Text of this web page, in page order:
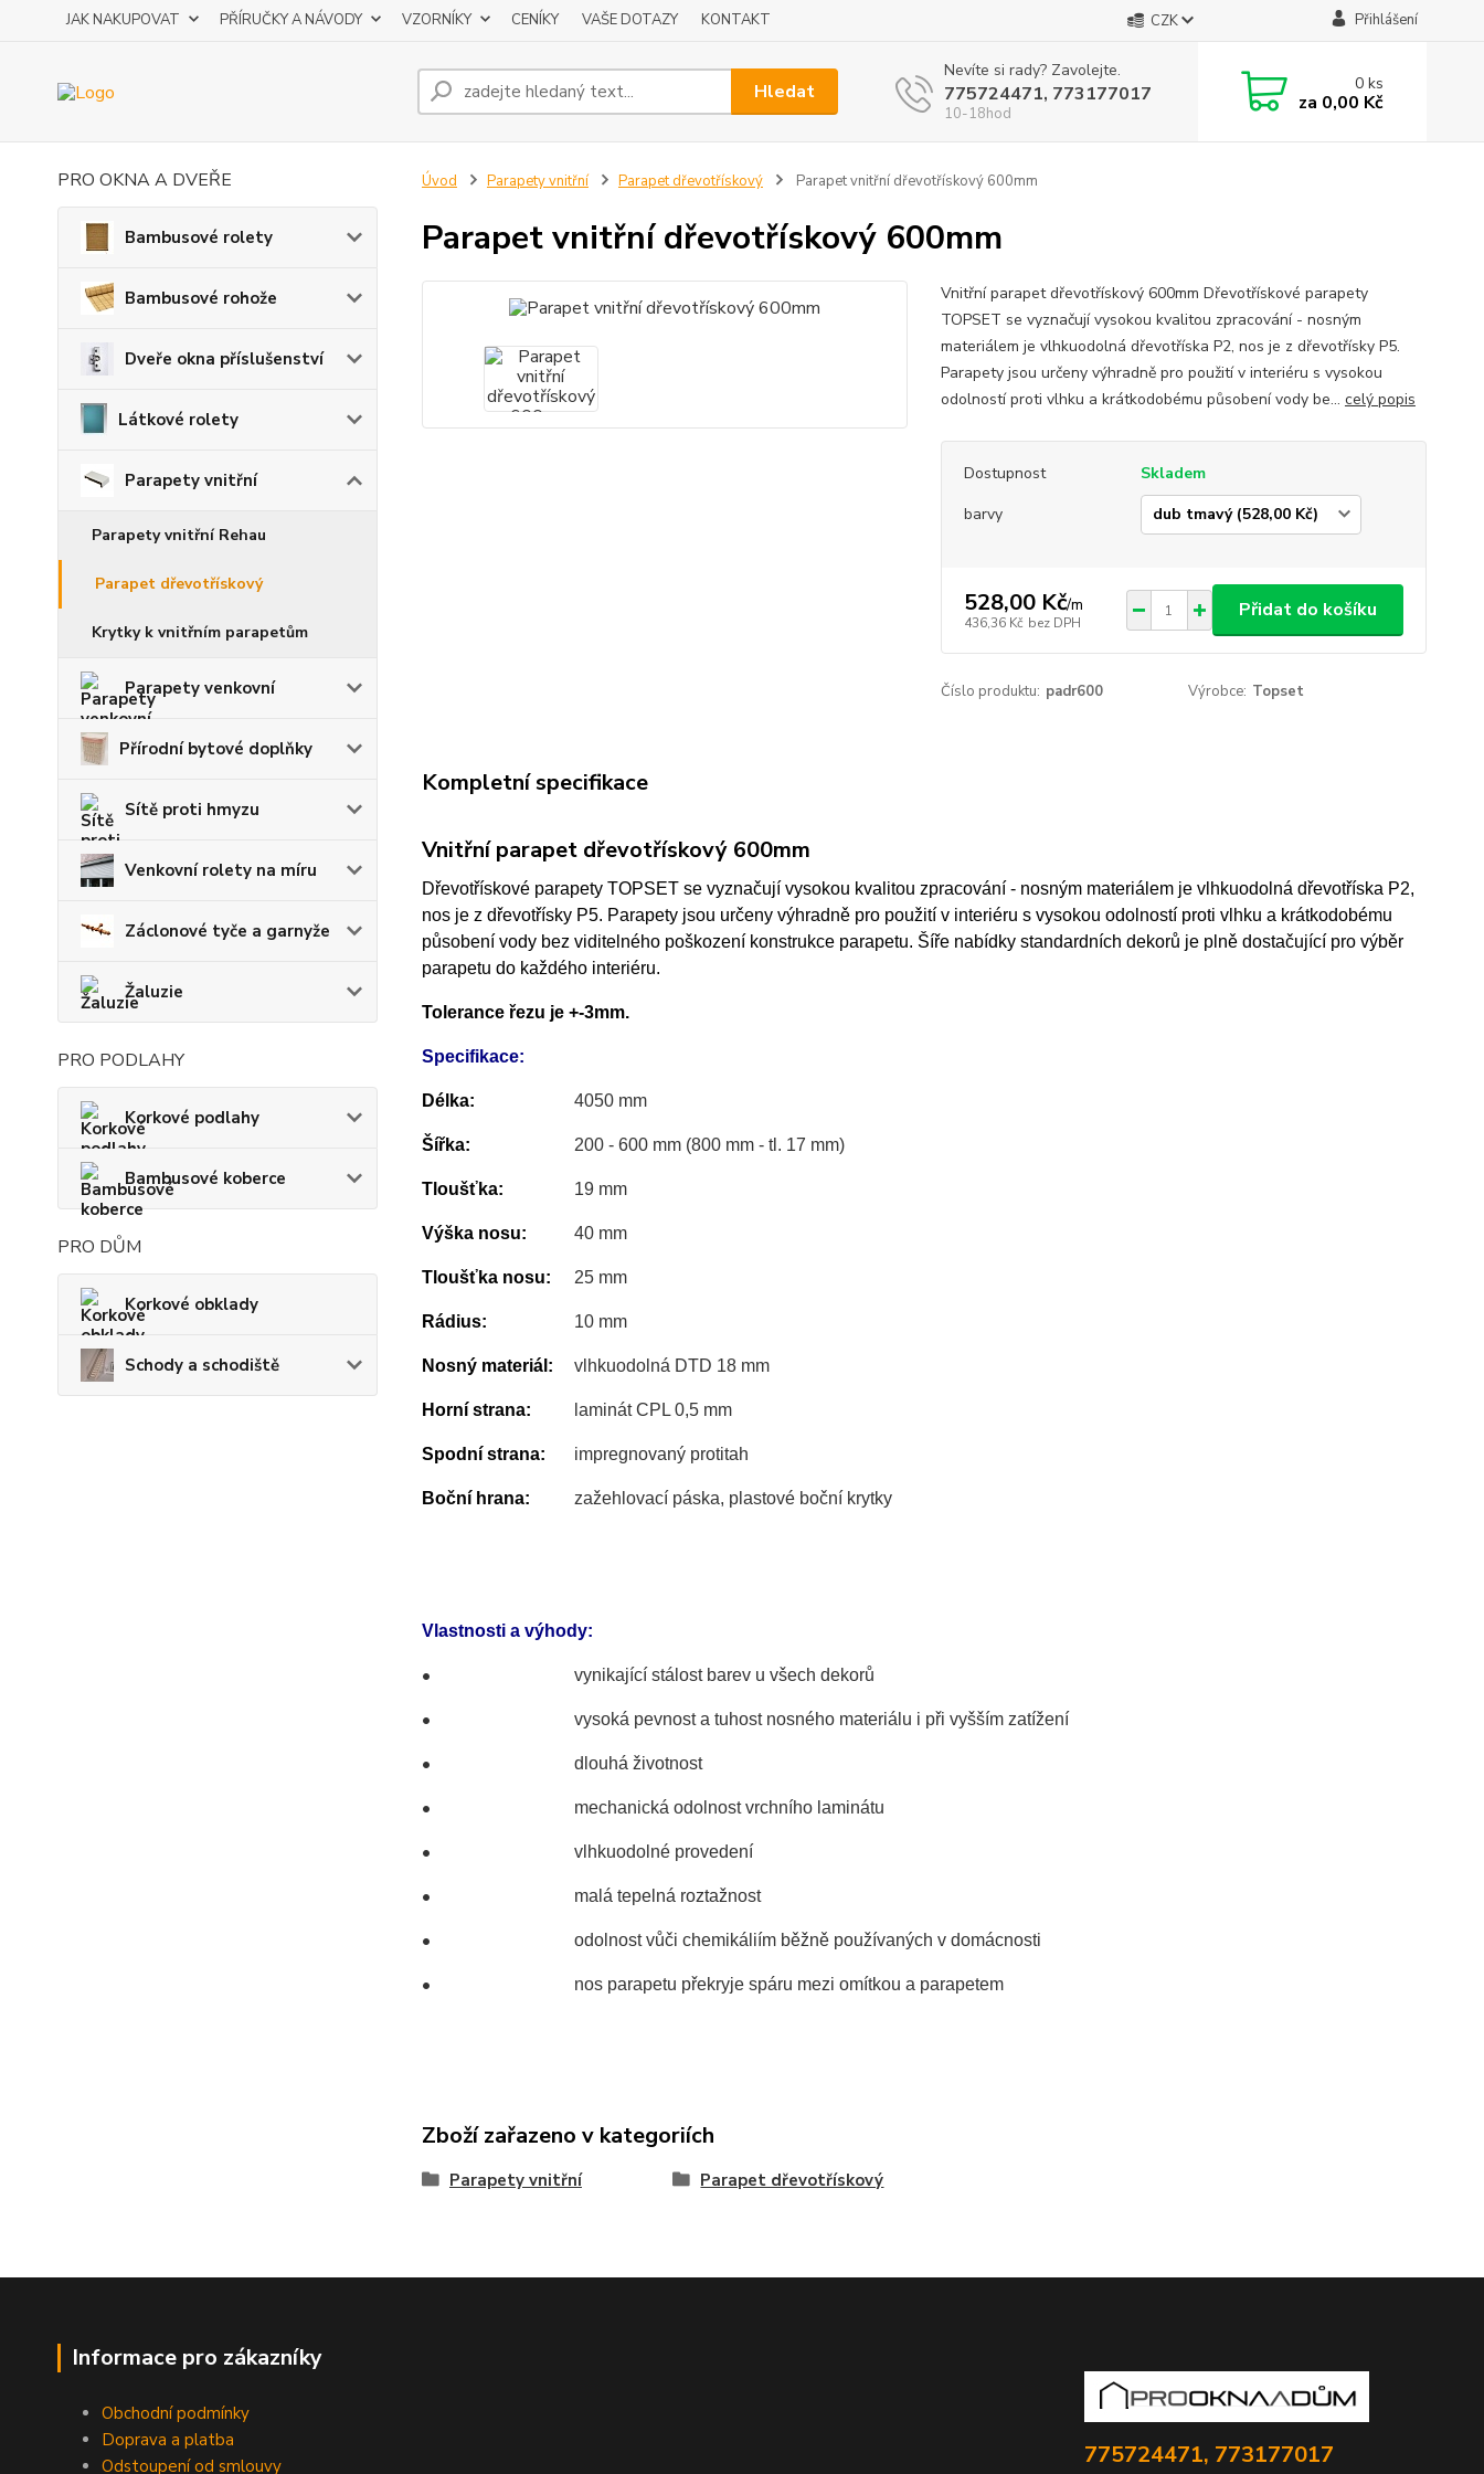
JAK NAKUPOVAT PŘÍRUČKY A NÁVODY VZORNÍKY CENÍKY VAŠE DOTAZY KONTAKT CZK Přihlášení
Hledat
Nevíte si rady? Zavolejte.
775724471, 773177017
10-18hod
0ks
za 0,00 Kč
PRO OKNA A DVEŘE
Bambusové rolety
Bambusové rohože
Dveře okna příslušenství
Látkové rolety
Parapety vnitřní
Parapety vnitřní Rehau
Parapet dřevotřískový
Krytky k vnitřním parapetům
Parapety venkovní
Přírodní bytové doplňky
Sítě proti hmyzu
Venkovní rolety na míru
Záclonové tyče a garnyže
Žaluzie
PRO PODLAHY
Korkové podlahy
Bambusové koberce
PRO DŮM
Korkové obklady
Schody a schodiště
Úvod Parapety vnitřní Parapet dřevotřískový Parapet vnitřní dřevotřískový 600mm
Parapet vnitřní dřevotřískový 600mm
Vnitřní parapet dřevotřískový 600mm Dřevotřískové parapety
TOPSET se vyznačují vysokou kvalitou zpracování - nosným
materiálem je vlhkuodolná dřevotříska P2, nos je z dřevotřísky P5.
Parapety jsou určeny výhradně pro použití v interiéru s vysokou
odolností proti vlhku a krátkodobému působení vody be... celý popis
Dostupnost
Skladem
barvy
528,00 Kč/m
436,36 Kč bez DPH
Přidat do košíku
Číslo produktu: padr600 Výrobce: Topset
Kompletní specifikace
Vnitřní parapet dřevotřískový 600mm
Dřevotřískové parapety TOPSET se vyznačují vysokou kvalitou zpracování - nosným materiálem je vlhkuodolná dřevotříska P2,
nos je z dřevotřísky P5. Parapety jsou určeny výhradně pro použití v interiéru s vysokou odolností proti vlhku a krátkodobému
působení vody bez viditelného poškození konstrukce parapetu. Šíře nabídky standardních dekorů je plně dostačující pro výběr
parapetu do každého interiéru.
Tolerance řezu je +-3mm.
Specifikace:
Délka: 4050 mm
Šířka: 200 - 600 mm (800 mm - tl. 17 mm)
Tloušťka: 19 mm
Výška nosu: 40 mm
Tloušťka nosu: 25 mm
Rádius: 10 mm
Nosný materiál: vlhkuodolná DTD 18 mm
Horní strana: laminát CPL 0,5 mm
Spodní strana: impregnovaný protitah
Boční hrana: zažehlovací páska, plastové boční krytky
Vlastnosti a výhody:
• vynikající stálost barev u všech dekorů
• vysoká pevnost a tuhost nosného materiálu i při vyšším zatížení
• dlouhá životnost
• mechanická odolnost vrchního laminátu
• vlhkuodolné provedení
• malá tepelná roztažnost
• odolnost vůči chemikáliím běžně používaných v domácnosti
• nos parapetu překryje spáru mezi omítkou a parapetem
Zboží zařazeno v kategoriích
Parapety vnitřní Parapet dřevotřískový
Informace pro zákazníky
Obchodní podmínky
Doprava a platba
Odstoupení od smlouvy
775724471, 773177017